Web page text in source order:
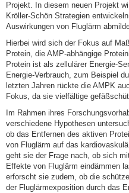
Projekt. In diesem neuen Projekt
Kröller-Schön Strategien
Auswirkungen von Fluglärm
Hierbei wird sich der Fokus auf
Protein, die AMP-abhängige
Protein ist als zellulärer Energie-
Energie-Verbrauch, zum Beispiel
letzten Jahren rückte die AMPK
Fokus, da sie vielfältige
Im Rahmen ihres
verschiedene Hypothesen
ob das Entfernen des aktiven
von Fluglärm auf das
geht sie der Frage nach, ob sich
Effekte von Fluglärm eindämmen
erforscht sie zudem, ob die
der Fluglärmexposition durch das